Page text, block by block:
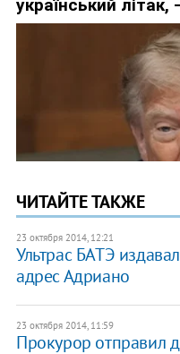
ЧИТАЙТЕ ТАКЖЕ
23 октября 2014, 12:21
Ультрас БАТЭ
адрес Адриано
23 октября 2014, 11:59
Прокурор отправил